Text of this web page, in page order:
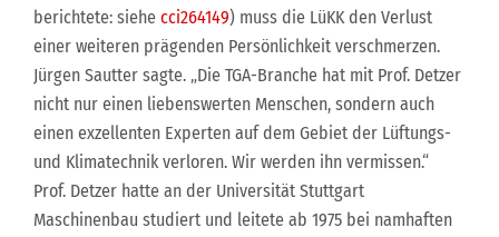
berichtete: siehe cci264149) muss die LüKK den Verlust
einer weiteren prägenden Persönlichkeit verschmerzen.
Jürgen Sautter sagte. „Die TGA-Branche hat mit Prof. Detzer
nicht nur einen liebenswerten Menschen, sondern auch
einen exzellenten Experten auf dem Gebiet der Lüftungs-
und Klimatechnik verloren. Wir werden ihn vermissen.“
Prof. Detzer hatte an der Universität Stuttgart
Maschinenbau studiert und leitete ab 1975 bei namhaften